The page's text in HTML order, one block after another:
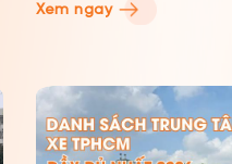
Xem ngay